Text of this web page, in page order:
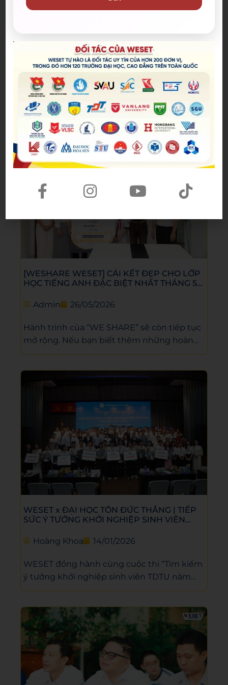
Học bổng WE SHARE WESET đồng hành
cùng Nguyễn Thảo Trang trên hành trình
chinh phục ước mơ
Hoang Anh
28/07/2026
WESET trao học bổng WE SHARE đến
Nguyễn Thảo Trang, tiếp thêm động lực học
tiếng Anh và đồng hành cùng hành trình
chinh phục ước mơ.
[WESHARE WESET] CÁI KẾT ĐẸP CHO LỚP
HỌC TIẾNG ANH ĐẶC BIỆT NHẤT THÁNG 5
Admin
26/05/2026
Hành trình của “WE SHARE” sẽ còn tiếp tục
mở rộng. Nếu bạn biết thêm những hoàn
cảnh học sinh, sinh viên hiếu học cần được
qua biểu mẫu dưới đây để chúng tôi có cơ
WESET x ĐẠI HỌC TÔN ĐỨC THẮNG | TIẾP
SỨC Ý TƯỞNG KHỞI NGHIỆP SINH VIÊN
Hoàng Khoa
14/01/2026
WESET đồng hành cùng cuộc thi “Tìm kiếm
ý tưởng khởi nghiệp sinh viên TDTU năm
học 2025–2026”, góp phần khích lệ tinh thần
sinh viên. Thông qua việc trao tặng học
bổng tiếng Anh trị giá 285.000.000 đồng,
WESET tiếp thêm động lực để sinh viên
nâng cao năng lực ngoại ngữ, tự tin hội
nhập và hiện thực hóa các ý tưởng sáng tạo.